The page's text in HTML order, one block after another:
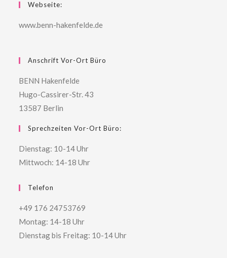
Webseite:
www.benn-hakenfelde.de
Anschrift Vor-Ort Büro
BENN Hakenfelde
Hugo-Cassirer-Str. 43
13587 Berlin
Sprechzeiten Vor-Ort Büro:
Dienstag: 10-14 Uhr
Mittwoch: 14-18 Uhr
Telefon
+49 176 24753769
Montag: 14-18 Uhr
Dienstag bis Freitag: 10-14 Uhr